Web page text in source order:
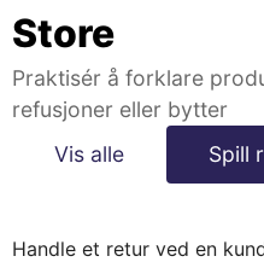
Store
Praktisér å forklare
refusjoner eller bytter
Vis alle
Spill
Handle et retur ved en